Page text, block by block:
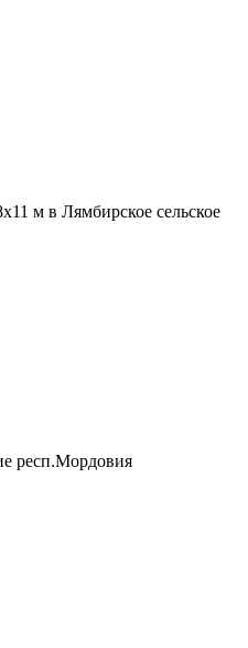
м в Лямбирское сельское
респ.Мордовия